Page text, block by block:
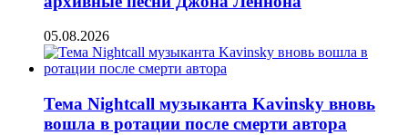
05.08.2026
Тема Nightcall музыканта Kavinsky вновь
вошла в ротации после смерти автора